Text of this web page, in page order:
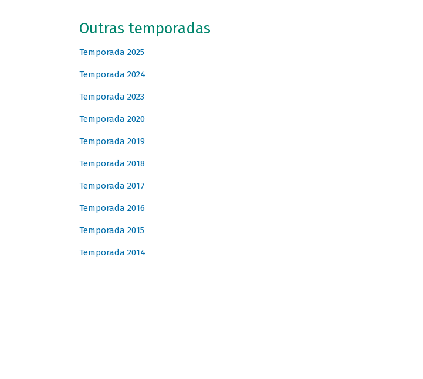
Outras temporadas
Temporada 2025
Temporada 2024
Temporada 2023
Temporada 2020
Temporada 2019
Temporada 2018
Temporada 2017
Temporada 2016
Temporada 2015
Temporada 2014